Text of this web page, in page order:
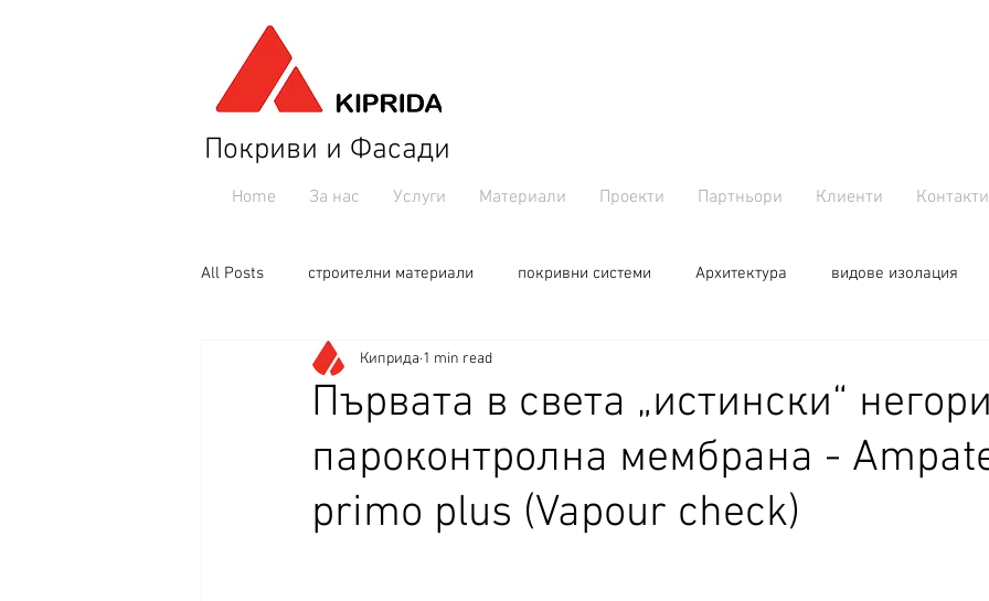
Покриви и Фасади
Home За нас Услуги Материали Проекти Партньори Клиенти Контакти
All Posts строителни материали покривни системи Aрхитектура видове изолация
Първата в света „истински“
пароконтролна мембрана -
primo plus (Vapour check)
Киприда 1 min read